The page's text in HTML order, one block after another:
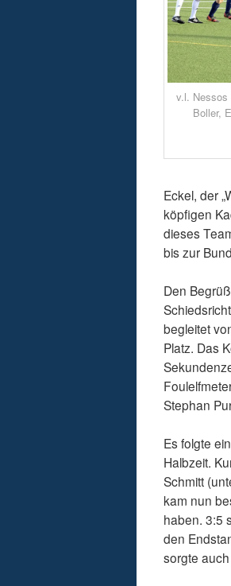
v.l. Nessos
Boller,
Eckel, der
köpfigen
dieses
bis zur
Den
begleitet
Platz. Das
Stephan
Es folgte
Halbzeit.
Schmitt
kam nun
haben. 3:5
den
sorgte